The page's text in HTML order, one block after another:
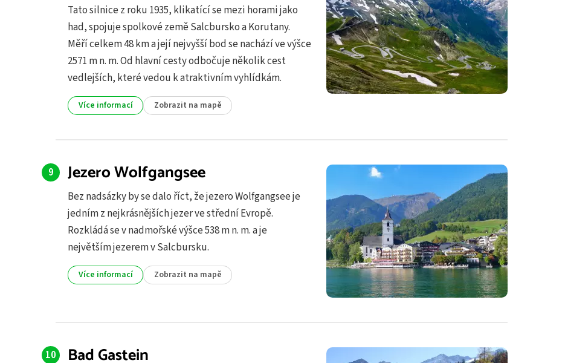
Tato silnice z roku 1935, klikatící se mezi horami jako
had, spojuje spolkové země Salcbursko a Korutany.
Měří celkem 48 km a její nejvyšší bod se nachází ve výšce
2571 m n. m. Od hlavní cesty odbočuje několik cest
vedlejších, které vedou k atraktivním vyhlídkám.
Více informací Zobrazit na mapě
Jezero Wolfgangsee
Bez nadsázky by se dalo říct, že jezero Wolfgangsee je
jedním z nejkrásnějších jezer ve střední Evropě.
Rozkládá se v nadmořské výšce 538 m n. m. a je
největším jezerem v Salcbursku.
Více informací Zobrazit na mapě
Bad Gastein